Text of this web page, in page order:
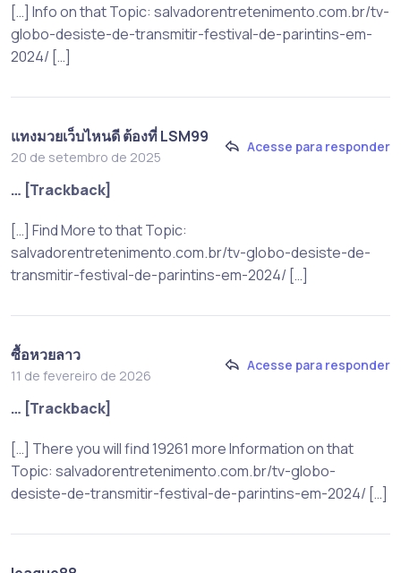
[…] Info on that Topic: salvadorentretenimento.com.br/tv-
globo-desiste-de-transmitir-festival-de-parintins-em-
2024/ […]
แทงมวยเว็บไหนดี ต้องที่ LSM99
20 de setembro de 2025
Acesse para responder
… [Trackback]
[…] Find More to that Topic:
salvadorentretenimento.com.br/tv-globo-desiste-de-
transmitir-festival-de-parintins-em-2024/ […]
ซื้อหวยลาว
11 de fevereiro de 2026
Acesse para responder
… [Trackback]
[…] There you will find 19261 more Information on that
Topic: salvadorentretenimento.com.br/tv-globo-
desiste-de-transmitir-festival-de-parintins-em-2024/ […]